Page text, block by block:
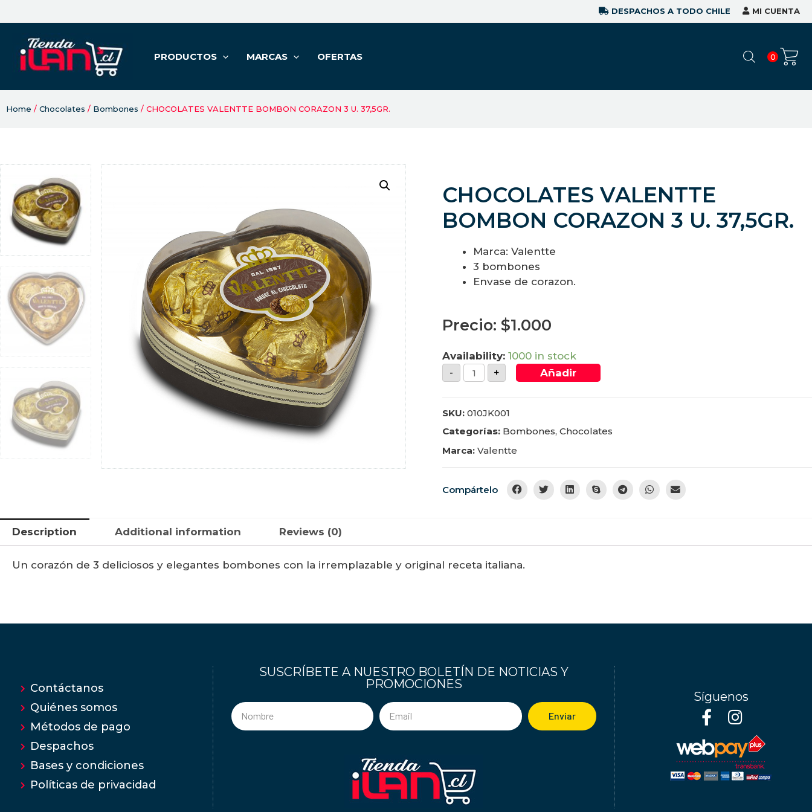
DESPACHOS A TODO CHILE MI CUENTA
PRODUCTOS MARCAS OFERTAS 0
Home / Chocolates / Bombones / CHOCOLATES VALENTTE BOMBON CORAZON 3 U. 37,5GR.
CHOCOLATES VALENTTE
BOMBON CORAZON 3 U. 37,5GR.
Marca: Valentte
3 bombones
Envase de corazon.
Precio: $1.000
Availability: 1000 in stock
- + Añadir
SKU: 010JK001
Categorías: Bombones, Chocolates
Marca: Valentte
Compártelo
Description Additional information Reviews (0)
Un corazón de 3 deliciosos y elegantes bombones con la irremplazable y original receta italiana.
Contáctanos
Quiénes somos
Métodos de pago
Despachos
Bases y condiciones
Políticas de privacidad
SUSCRÍBETE A NUESTRO BOLETÍN DE NOTICIAS Y
PROMOCIONES
Enviar
Síguenos